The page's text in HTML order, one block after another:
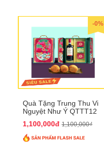
-0%
Quà Tặng Trung Thu Vi
Nguyệt Như Ý QTTT12
1,100,000đ 1,100,000₫